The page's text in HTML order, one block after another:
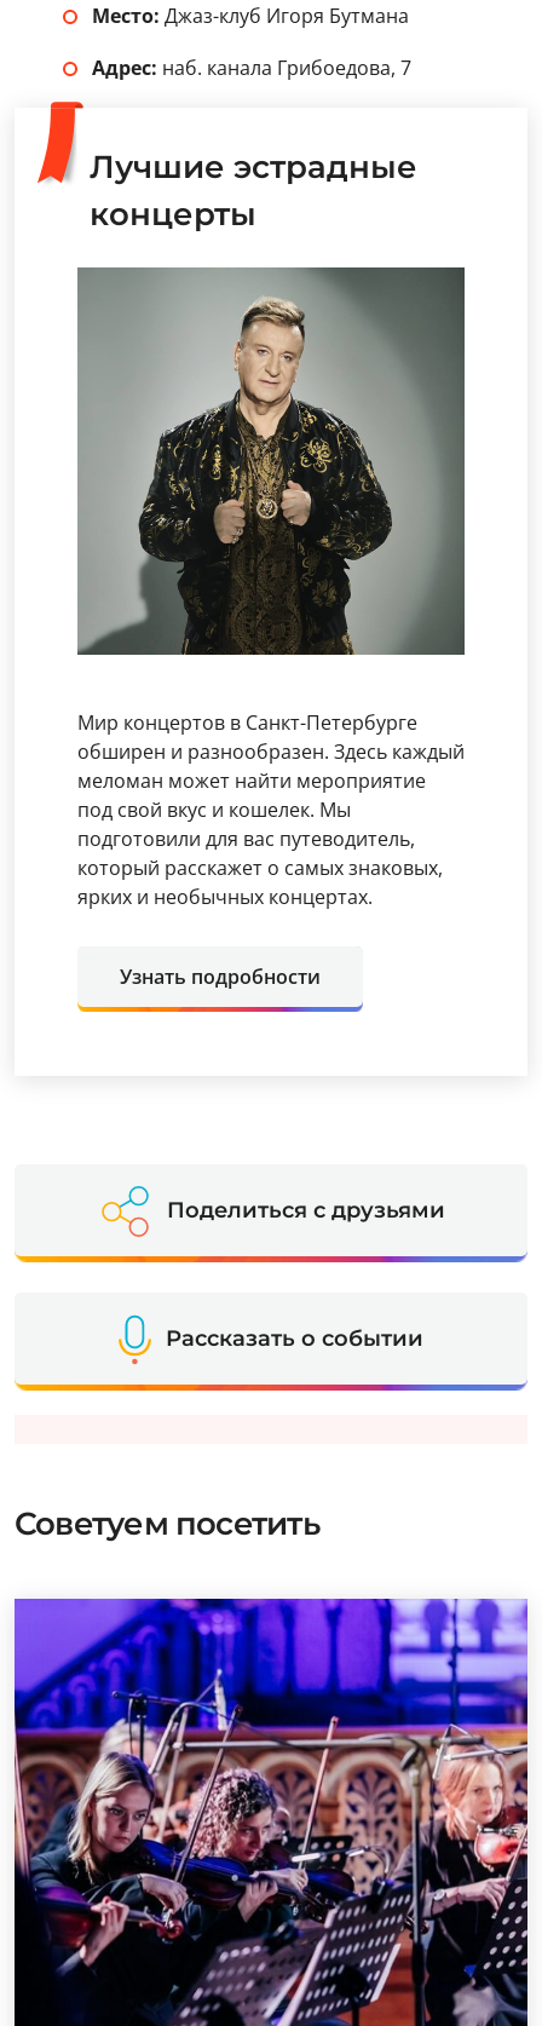
Место: Джаз-клуб Игоря Бутмана
Адрес: наб. канала Грибоедова, 7
Лучшие эстрадные
концерты
Мир концертов в Санкт-Петербурге
обширен и разнообразен. Здесь каждый
меломан может найти мероприятие
под свой вкус и кошелек. Мы
подготовили для вас путеводитель,
который расскажет о самых знаковых,
ярких и необычных концертах.
Узнать подробности
Поделиться с друзьями
Рассказать о событии
Советуем посетить